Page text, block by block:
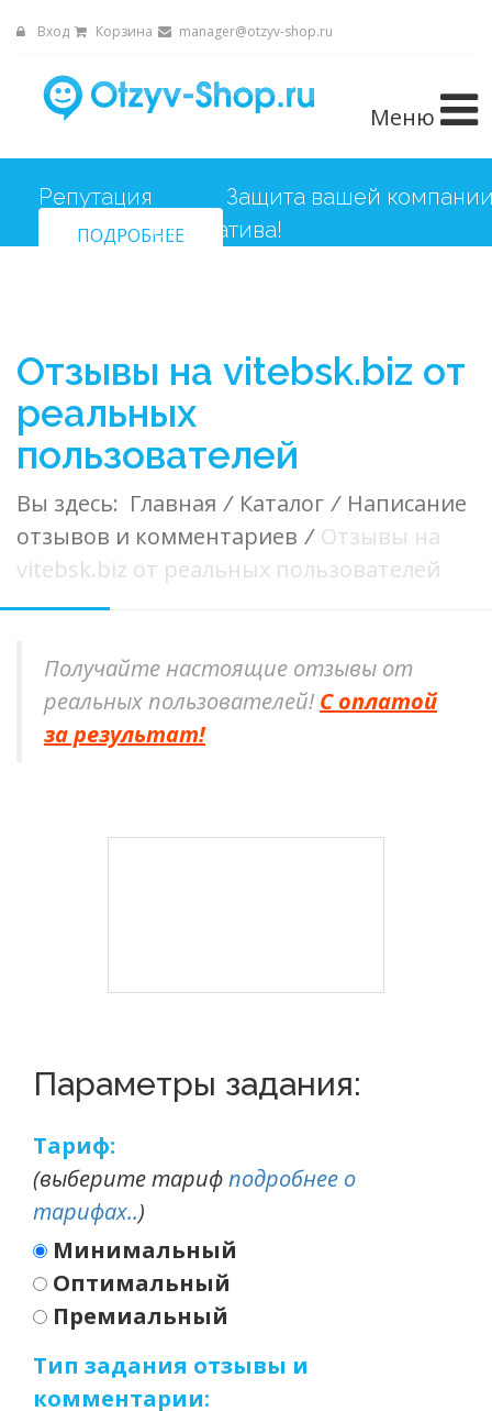
Вход Корзина manager@otzyv-shop.ru
Меню
Репутация
Защита вашей
от негатива!
ПОДРОБНЕЕ
Отзывы на vitebsk.biz от
реальных
пользователей
Вы здесь: Главная / Каталог / Написание
отзывов и комментариев / Отзывы на
vitebsk.biz от реальных пользователей
Получайте настоящие отзывы от
реальных пользователей! С оплатой
за результат!
Параметры задания:
Тариф:
(выберите тарифподробнее о
тарифах..)
Минимальный
Оптимальный
Премиальный
Тип задания отзывы и
комментарии: